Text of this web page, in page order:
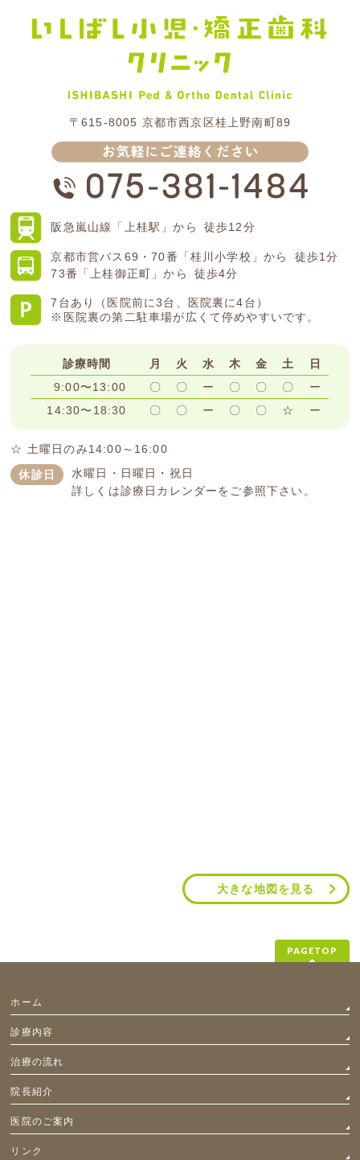
〒615-8005 京都市西京区桂上野南町89
阪急嵐山線 「上桂駅」から 徒歩12分
京都市営バス 69・70番「桂川小学校」から 徒歩1分
73番「上桂御正町」から 徒歩4分
7台あり（医院前に3台、医院裏に4台）
※医院裏の第二駐車場が広くて停めやすいです。
診療時間 月 火 水 木 金 土
日
9:00〜13:00
〇 〇 ー 〇 〇 〇
ー
14:30〜18:30
〇 〇 ー 〇 〇 ☆ ー
☆ 土曜日のみ14:00～16:00
休診日
水曜日・日曜日・祝日
詳しくは診療日カレンダーをご参照下さい。
大きな地図を見る
PAGETOP
ホーム
診療内容
治療の流れ
院長紹介
医院のご案内
リンク